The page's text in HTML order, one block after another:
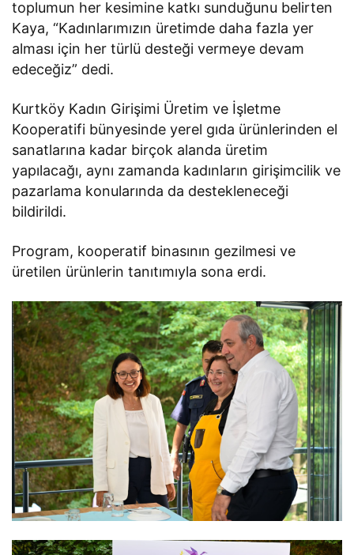
toplumun her kesimine katkı sunduğunu belirten
Kaya, “Kadınlarımızın üretimde daha fazla yer
alması için her türlü desteği vermeye devam
edeceğiz” dedi.
Kurtköy Kadın Girişimi Üretim ve İşletme
Kooperatifi bünyesinde yerel gıda ürünlerinden el
sanatlarına kadar birçok alanda üretim
yapılacağı, aynı zamanda kadınların girişimcilik ve
pazarlama konularında da destekleneceği
bildirildi.
Program, kooperatif binasının gezilmesi ve
üretilen ürünlerin tanıtımıyla sona erdi.